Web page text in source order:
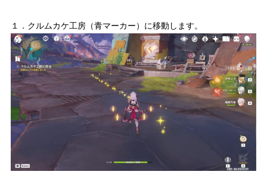
１．クルムカケ工房（青マーカー）に移動します。